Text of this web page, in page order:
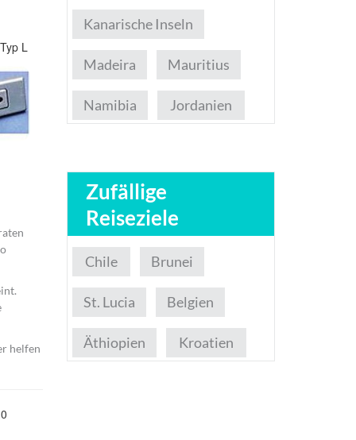
L
helfen
Kanarische Inseln
Madeira Mauritius
Namibia Jordanien
Zufällige
Reiseziele
Chile Brunei
St. Lucia Belgien
Äthiopien Kroatien